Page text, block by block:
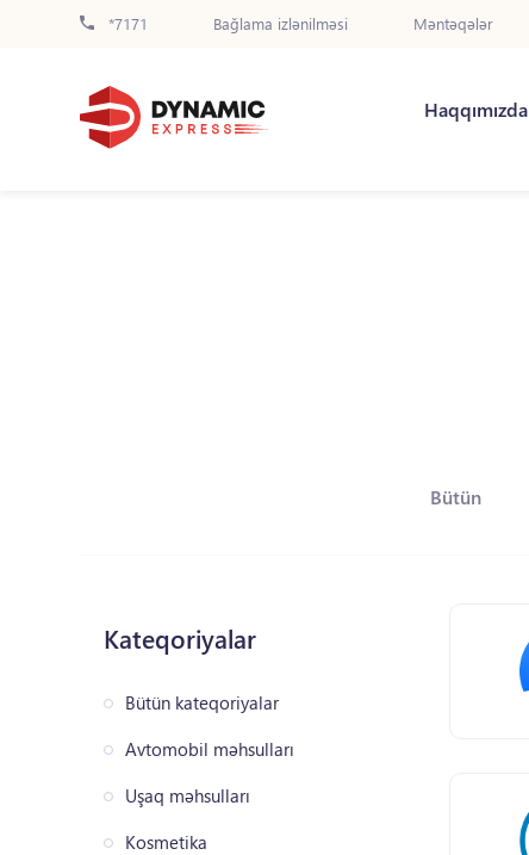
*7171 Bağlama izlənilməsi Məntəqələr
Haqqımızda
Bütün
Kateqoriyalar
Bütün kateqoriyalar
Avtomobil məhsulları
Uşaq məhsulları
Kosmetika